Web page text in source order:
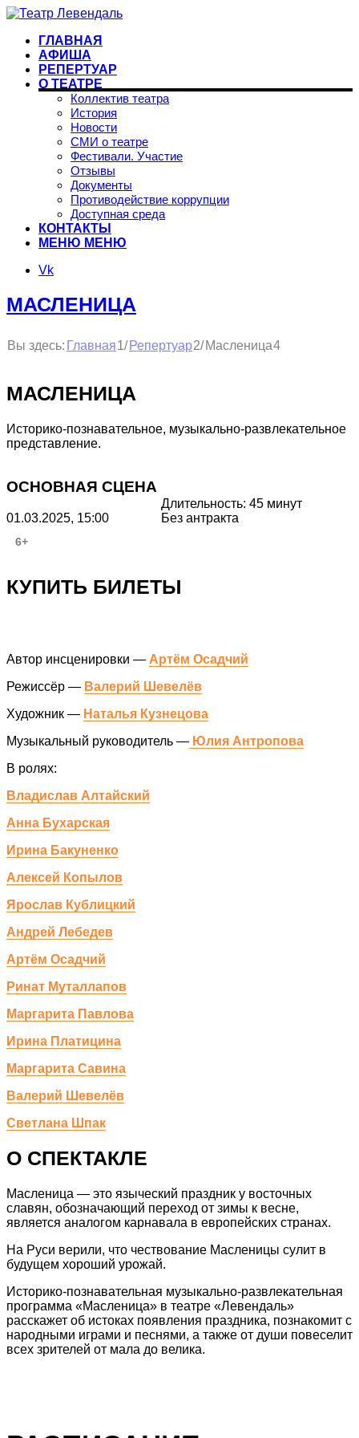
ГЛАВНАЯ
АФИША
РЕПЕРТУАР
О ТЕАТРЕ
Коллектив театра
История
Новости
СМИ о театре
Фестивали. Участие
Отзывы
Документы
Противодействие коррупции
Доступная среда
КОНТАКТЫ
МЕНЮ МЕНЮ
Vk
МАСЛЕНИЦА
Вы здесь: Главная1/ Репертуар2/ Масленица4
МАСЛЕНИЦА
Историко-познавательное, музыкально-развлекательное
представление.
ОСНОВНАЯ СЦЕНА
01.03.2025, 15:00
6+
Длительность: 45 минут
Без антракта
КУПИТЬ БИЛЕТЫ
Автор инсценировки — Артём Осадчий
Режиссёр — Валерий Шевелёв
Художник — Наталья Кузнецова
Музыкальный руководитель — Юлия Антропова
В ролях:
Владислав Алтайский
Анна Бухарская
Ирина Бакуненко
Алексей Копылов
Ярослав Кублицкий
Андрей Лебедев
Артём Осадчий
Ринат Муталлапов
Маргарита Павлова
Ирина Платицина
Маргарита Савина
Валерий Шевелёв
Светлана Шпак
О СПЕКТАКЛЕ
Масленица — это языческий праздник у восточных
славян, обозначающий переход от зимы к весне,
является аналогом карнавала в европейских странах.
На Руси верили, что чествование Масленицы сулит в
будущем хороший урожай.
Историко-познавательная музыкально-развлекательная
программа «Масленица» в театре «Левендаль»
расскажет об истоках появления праздника, познакомит с
народными играми и песнями, а также от души повеселит
всех зрителей от мала до велика.